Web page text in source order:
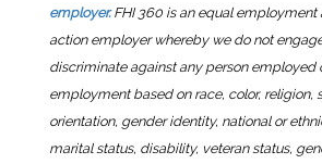
employer.FHI 360 is an equal employment
action employer whereby we do not
discriminate against any person employed
employment based on race, color, religion,
orientation, gender identity, national or
marital status, disability, veteran status,